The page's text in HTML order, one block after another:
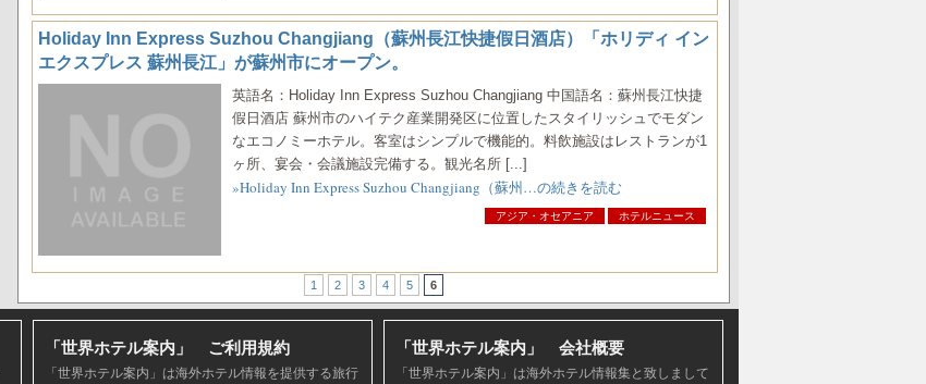
Holiday Inn Express Suzhou Changjiang（蘇州長江快捷假日酒店）「ホリディ イン
エクスプレス 蘇州長江」が蘇州市にオープン。
英語名：Holiday Inn Express Suzhou Changjiang 中国語名：蘇州長江快捷
假日酒店 蘇州市のハイテク産業開発区に位置したスタイリッシュでモダン
なエコノミーホテル。客室はシンプルで機能的。料飲施設はレストランが1
ヶ所、宴会・会議施設完備する。観光名所 [...]
»Holiday Inn Express Suzhou Changjiang（蘇州…の続きを読む
アジア・オセアニア ホテルニュース
1 2 3 4 5 6
「世界ホテル案内」 ご利用規約
「世界ホテル案内」は海外ホテル情報を提供する旅行
「世界ホテル案内」 会社概要
「世界ホテル案内」は海外ホテル情報集と致しまして